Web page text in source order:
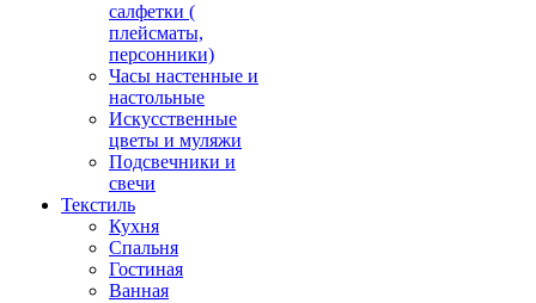
салфетки (
плейсматы,
персонники)
Часы настенные и
настольные
Искусственные
цветы и муляжи
Подсвечники и
свечи
Текстиль
Кухня
Спальня
Гостиная
Ванная